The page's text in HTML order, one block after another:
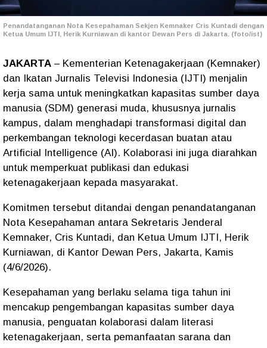
Penandatanganan Nota Kesepahaman Sekjen Kemnaker Cris Kuntadi dengan
Ketua Umum IJTI, Herik Kurniawan di kantor Dewan Pers di Jakarta. (foto/ist)
JAKARTA – Kementerian Ketenagakerjaan (Kemnaker)
dan Ikatan Jurnalis Televisi Indonesia (IJTI) menjalin
kerja sama untuk meningkatkan kapasitas sumber daya
manusia (SDM) generasi muda, khususnya jurnalis
kampus, dalam menghadapi transformasi digital dan
perkembangan teknologi kecerdasan buatan atau
Artificial Intelligence (AI). Kolaborasi ini juga diarahkan
untuk memperkuat publikasi dan edukasi
ketenagakerjaan kepada masyarakat.
Komitmen tersebut ditandai dengan penandatanganan
Nota Kesepahaman antara Sekretaris Jenderal
Kemnaker, Cris Kuntadi, dan Ketua Umum IJTI, Herik
Kurniawan, di Kantor Dewan Pers, Jakarta, Kamis
(4/6/2026).
Kesepahaman yang berlaku selama tiga tahun ini
mencakup pengembangan kapasitas sumber daya
manusia, penguatan kolaborasi dalam literasi
ketenagakerjaan, serta pemanfaatan sarana dan